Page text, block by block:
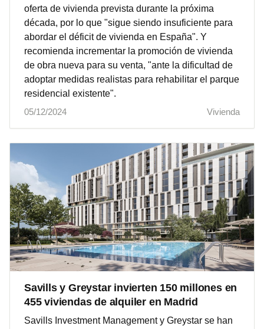
oferta de vivienda prevista durante la próxima
década, por lo que "sigue siendo insuficiente para
abordar el déficit de vivienda en España". Y
recomienda incrementar la promoción de vivienda
de obra nueva para su venta, "ante la dificultad de
adoptar medidas realistas para rehabilitar el parque
residencial existente".
05/12/2024
Vivienda
Savills y Greystar invierten 150 millones en
455 viviendas de alquiler en Madrid
Savills Investment Management y Greystar se han